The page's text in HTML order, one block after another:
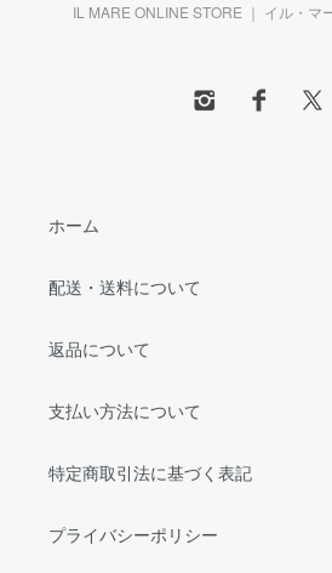
IL MARE ONLINE STORE ｜ イル・マ
ホーム
配送・送料について
返品について
支払い方法について
特定商取引法に基づく表記
プライバシーポリシー